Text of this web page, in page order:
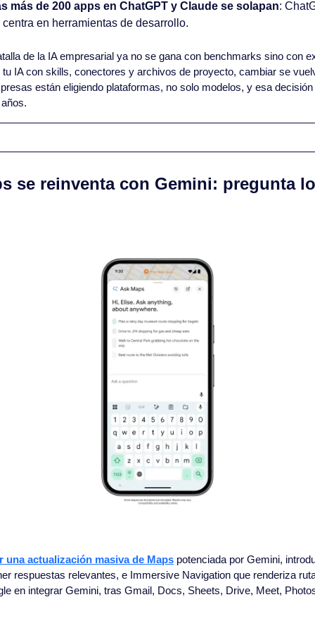
más de 200 apps en ChatGPT y Claude se solapan:
en herramientas de desarrollo.
de la IA empresarial ya no se gana con benchmarks sino con
IA con skills, conectores y archivos de proyecto, cambiar se
están eligiendo plataformas, no solo modelos, y esa
se reinventa con Gemini: pregunta
una actualización masiva de Maps potenciada por Gemini,
respuestas relevantes, e Immersive Navigation que renderiza
en integrar Gemini, tras Gmail, Docs, Sheets, Drive, Meet,